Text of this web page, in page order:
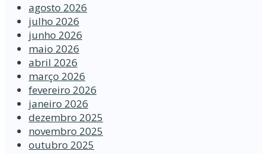
agosto 2026
julho 2026
junho 2026
maio 2026
abril 2026
março 2026
fevereiro 2026
janeiro 2026
dezembro 2025
novembro 2025
outubro 2025